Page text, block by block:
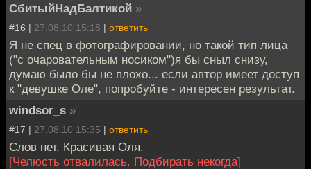
СбитыйНадБалтикой »
#16 | 27.08.10 15:18 | ответить
Я не спец в фотографировании, но такой тип лица
("с очаровательным носиком")я бы сныл снизу,
думаю было бы не плохо... если автор имеет доступ
к "девушке Оле", попробуйте - интересен результат.
windsor_s »
#17 | 27.08.10 15:35 | ответить
Слов нет. Красивая Оля.
[Челюсть отвалилась. Подбирать некогда]